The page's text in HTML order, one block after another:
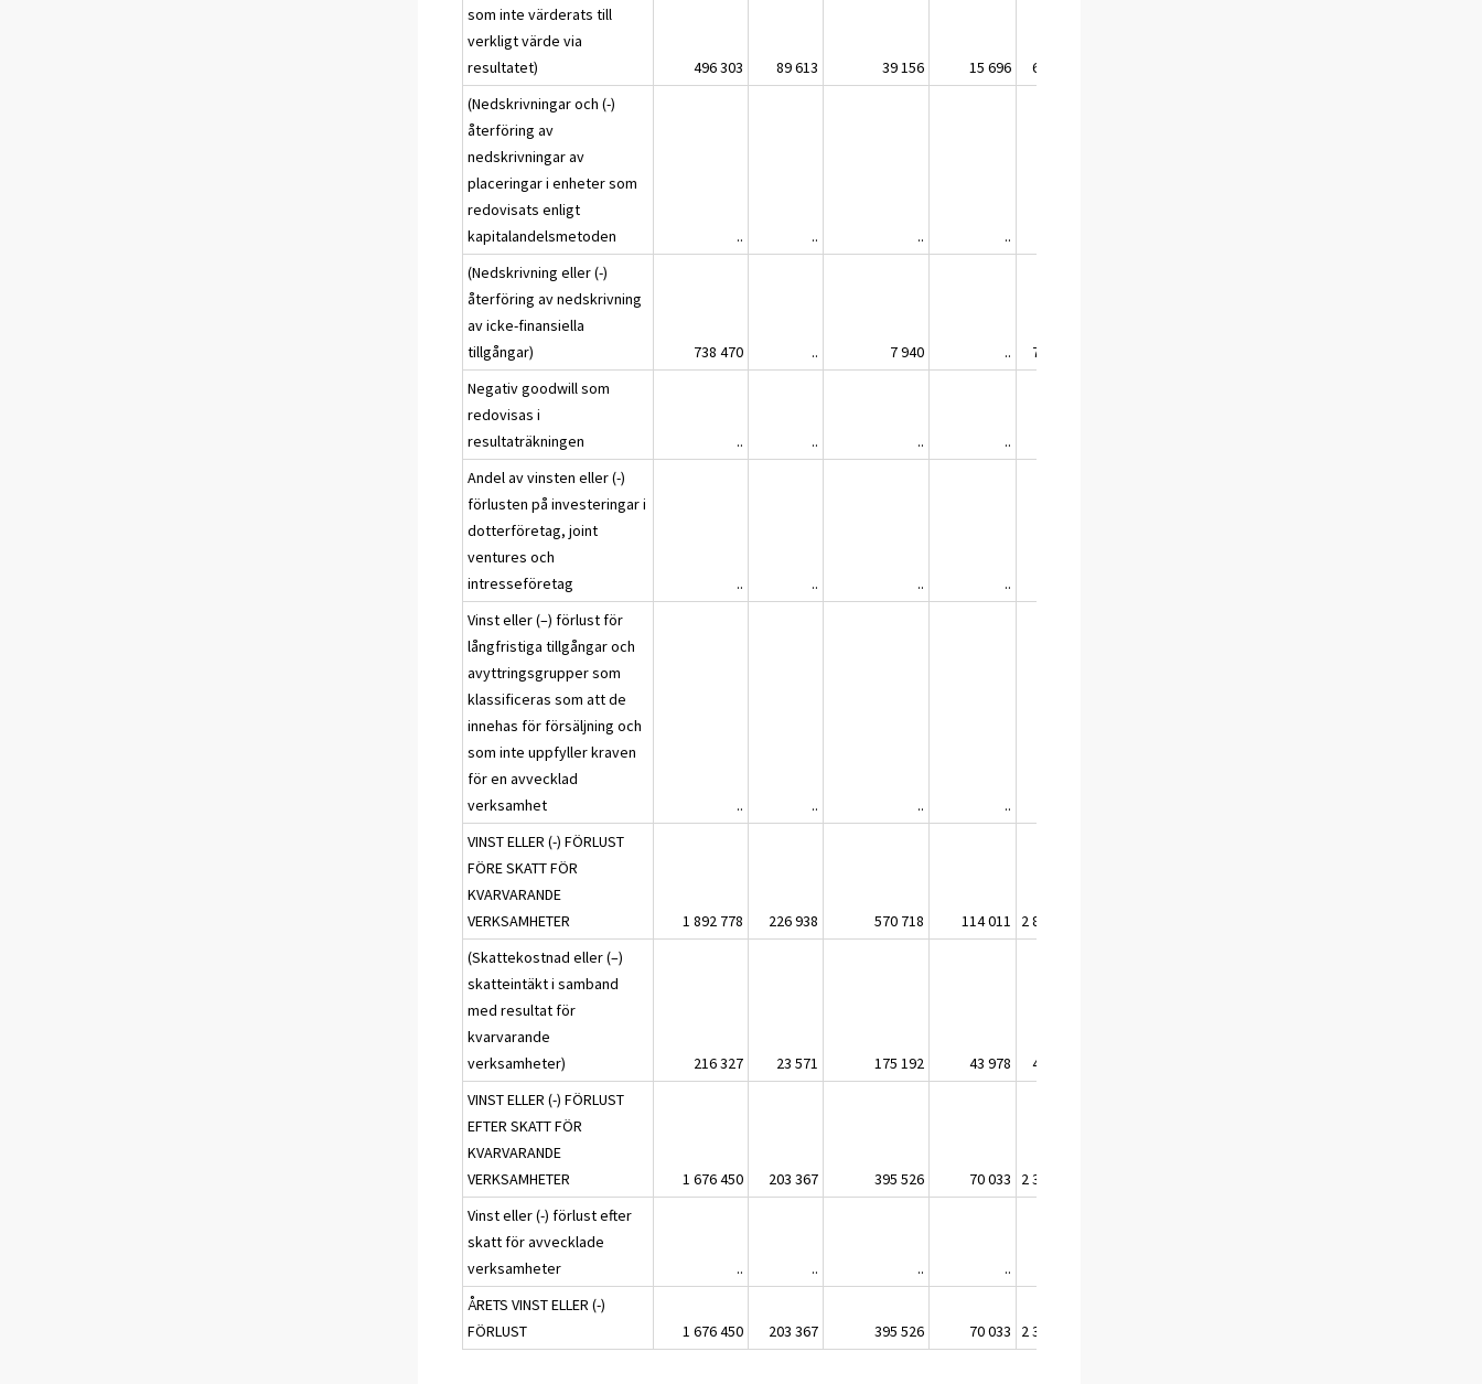
som inte värderats till
verkligt värde via
resultatet)
496 303 89 613 39 156 15 696
640 768
(Nedskrivningar och (-)
återföring av
nedskrivningar av
placeringar i enheter som
redovisats enligt
kapitalandelsmetoden
.. .. .. ..
(Nedskrivning eller (-)
återföring av nedskrivning
av icke-finansiella
tillgångar)
738 470 .. 7 940 ..
752 139
Negativ goodwill som
redovisas i
resultaträkningen
.. .. .. ..
Andel av vinsten eller (-)
förlusten på investeringar i
dotterföretag, joint
ventures och
intresseföretag
.. .. .. ..
Vinst eller (–) förlust för
långfristiga tillgångar och
avyttringsgrupper som
klassificeras som att de
innehas för försäljning och
som inte uppfyller kraven
för en avvecklad
verksamhet
.. .. .. ..
VINST ELLER (-) FÖRLUST
FÖRE SKATT FÖR
KVARVARANDE
VERKSAMHETER
1 892 778 226 938 570 718 114 011
2 804 444
(Skattekostnad eller (–)
skatteintäkt i samband
med resultat för
kvarvarande
verksamheter)
216 327 23 571 175 192 43 978
459 068
VINST ELLER (-) FÖRLUST
EFTER SKATT FÖR
KVARVARANDE
VERKSAMHETER
1 676 450 203 367 395 526 70 033
2 345 376
Vinst eller (-) förlust efter
skatt för avvecklade
verksamheter
.. .. .. ..
ÅRETS VINST ELLER (-)
FÖRLUST
1 676 450 203 367 395 526 70 033 2 345 376